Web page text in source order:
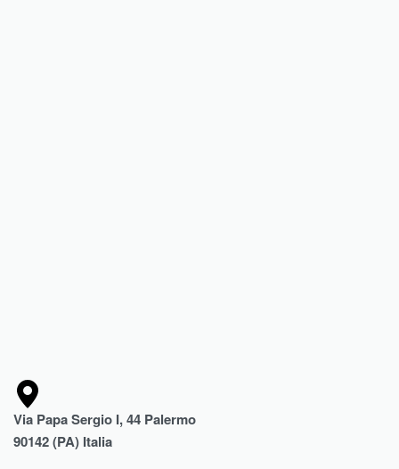
Via Papa Sergio I, 44 Palermo
90142 (PA) Italia